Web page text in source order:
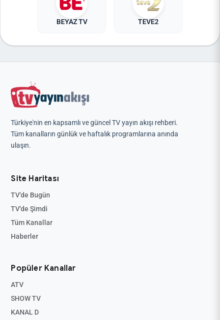
BEYAZ TV TEVE2
Türkiye'nin en kapsamlı ve güncel TV yayın akışı rehberi.
Tüm kanalların günlük ve haftalık programlarına anında
ulaşın.
Site Haritası
TV'de Bugün
TV'de Şimdi
Tüm Kanallar
Haberler
Popüler Kanallar
ATV
SHOW TV
KANAL D